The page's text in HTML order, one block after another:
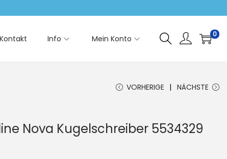
Kontakt Info Mein Konto 0
VORHERIGE NÄCHSTE
Nova Kugelschreiber 5534329